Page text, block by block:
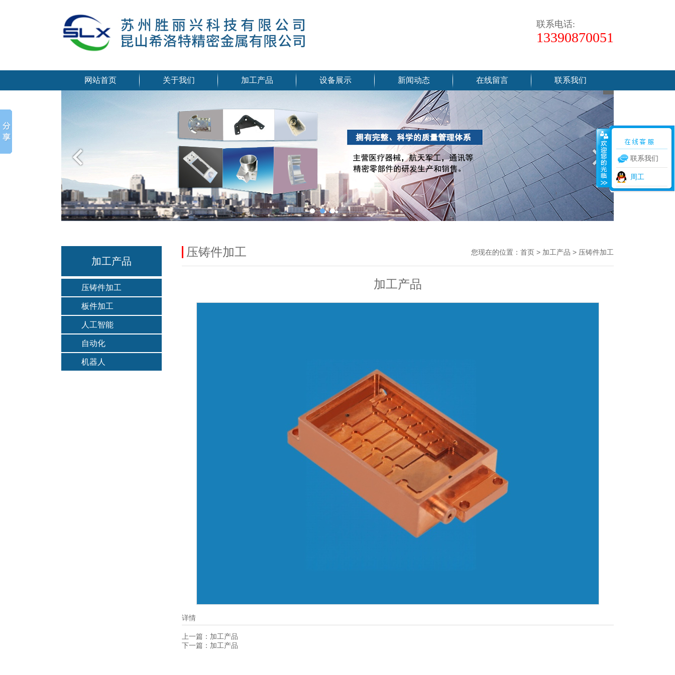
联系电话:
13390870051
网站首页 关于我们 加工产品 设备展示 新闻动态 在线留言 联系我们
加工产品
压铸件加工
板件加工
人工智能
自动化
机器人
压铸件加工 您现在的位置： 首页 > 加工产品 > 压铸件加工
加工产品
详情
上一篇： 加工产品
下一篇： 加工产品
联系我们
周工